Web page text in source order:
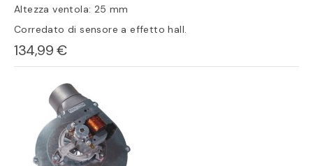
Altezza ventola: 25 mm
Corredato di sensore a effetto hall.
134,99 €